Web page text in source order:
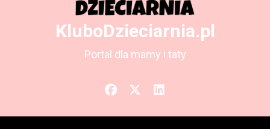
KluboDzieciarnia.pl
Portal dla mamy i taty